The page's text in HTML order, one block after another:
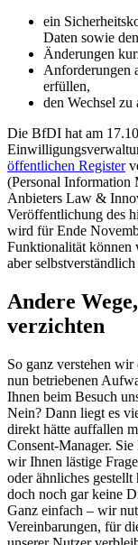
ein
Daten sowie
Änderungen
Anforderungen
erfüllen,
den Wechsel
Die BfDI hat am
öffentlichen Register
(Personal Information
Anbieters Law &
Veröffentlichung des
wird für Ende
Funktionalität können
aber
Andere
verzichten
So ganz verstehen
nun betriebenen
Ihnen beim Besuch
Nein? Dann liegt es
direkt hätte auffallen
Consent-Manager. Sie
wir Ihnen lästige
oder ähnliches
doch noch gar keine
Ganz einfach – wir
Vereinbarungen, für